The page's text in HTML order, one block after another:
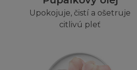
Upokojuje, čistí a ošetruje
citlivú pleť
nárok,